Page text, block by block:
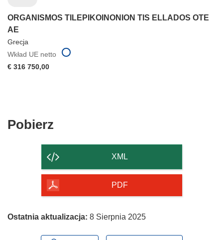
ORGANISMOS TILEPIKOINONION TIS ELLADOS OTE
AE
Grecja
Wkład UE netto
€ 316 750,00
Pobierz
strony
XML
PDF
Ostatnia aktualizacja: 8 Sierpnia 2025